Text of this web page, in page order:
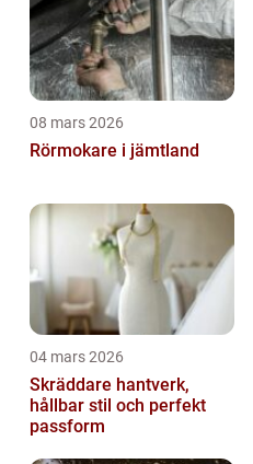
08 mars 2026
Rörmokare i jämtland
04 mars 2026
Skräddare hantverk,
hållbar stil och perfekt
passform